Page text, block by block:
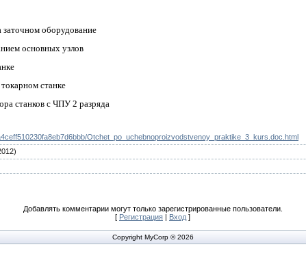
оборудование
основных узлов
станке
станков с ЧПУ 2 разряда
Otchet_po_uchebnoproizvodstvenoy_praktike_3_kurs.doc.html
Добавлять комментарии могут только зарегистрированные пользователи.
[ Регистрация | Вход ]
Copyright MyCorp © 2026